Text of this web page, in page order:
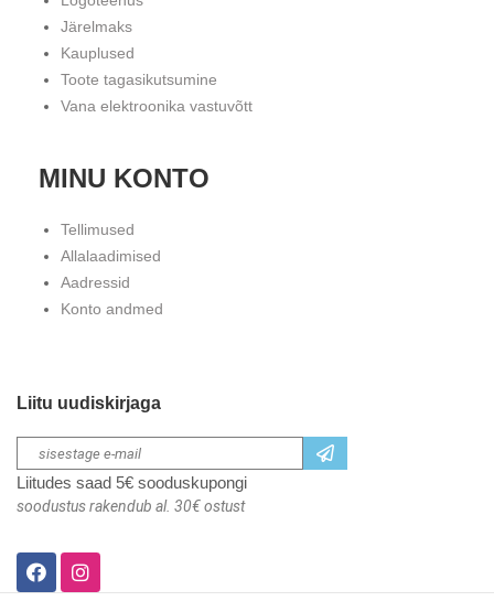
Järelmaks
Kauplused
Toote tagasikutsumine
Vana elektroonika vastuvõtt
MINU KONTO
Tellimused
Allalaadimised
Aadressid
Konto andmed
Liitu uudiskirjaga
Liitudes saad 5€ sooduskupongi
soodustus rakendub al. 30€ ostust